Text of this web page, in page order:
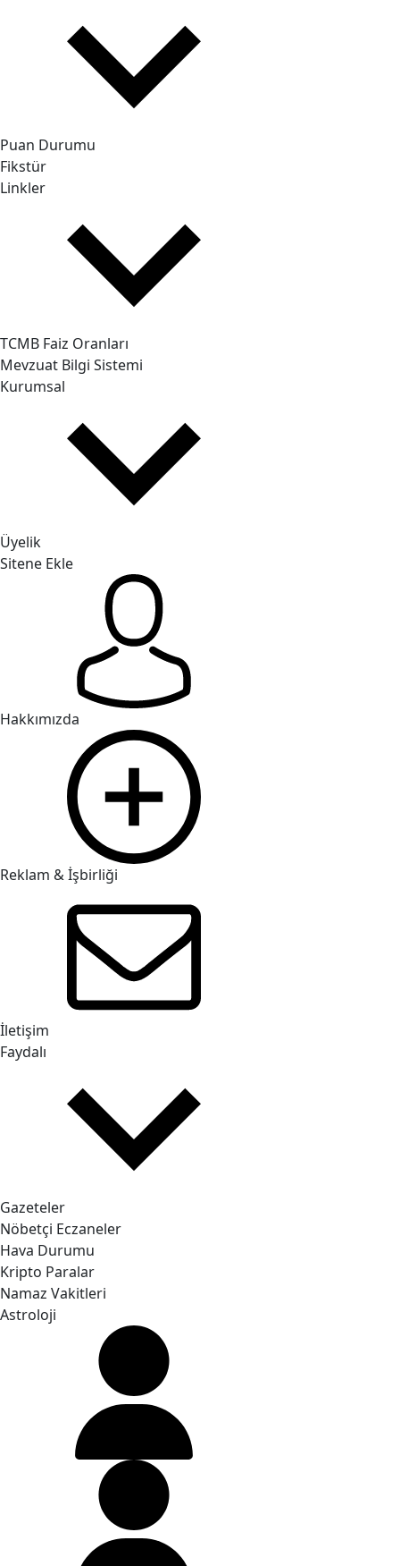
Puan Durumu
Fikstür
Linkler
TCMB Faiz Oranları
Mevzuat Bilgi Sistemi
Kurumsal
Üyelik
Sitene Ekle
Hakkımızda
Reklam & İşbirliği
İletişim
Faydalı
Gazeteler
Nöbetçi Eczaneler
Hava Durumu
Kripto Paralar
Namaz Vakitleri
Astroloji